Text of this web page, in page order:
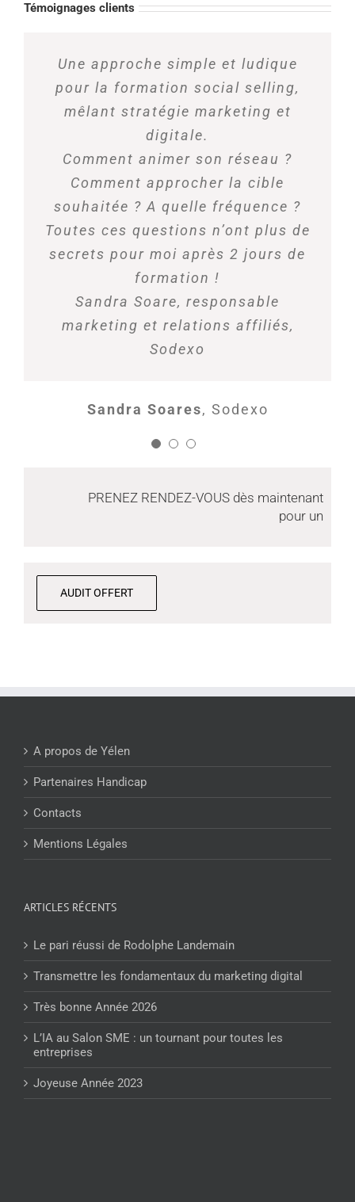
Témoignages clients
Une approche simple et ludique
pour la formation social selling,
mêlant stratégie marketing et
digitale.
Comment animer son réseau ?
Comment approcher la cible
souhaitée ? A quelle fréquence ?
Toutes ces questions n’ont plus de
secrets pour moi après 2 jours de
formation !
Sandra Soare, responsable
marketing et relations affiliés,
Sodexo
Sandra Soares, Sodexo
Magali Regnaul
Directrice Marketing
T-Systems France
Patients Deputy Director
PRENEZ RENDEZ-VOUS dès maintenant
pour un
AUDIT OFFERT
A propos de Yélen
Partenaires Handicap
Contacts
Mentions Légales
ARTICLES RÉCENTS
Le pari réussi de Rodolphe Landemain
Transmettre les fondamentaux du marketing digital
Très bonne Année 2026
L’IA au Salon SME : un tournant pour toutes les
entreprises
Joyeuse Année 2023